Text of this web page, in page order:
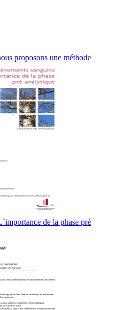
proposons une méthode
de la phase pré